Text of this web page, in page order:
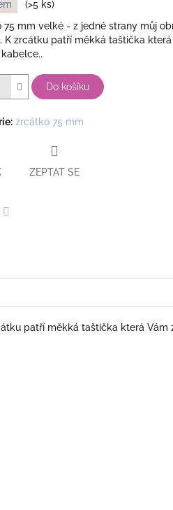
(>5 ks)
75 mm velké - z jedné strany můj
K zrcátku patří měkká taštička
Do košíku
: zrcátko 75 mm
ZEPTAT SE
patří měkká taštička která Vám